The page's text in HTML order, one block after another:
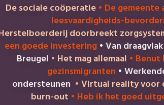
De sociale coöperatie • De
leesvaardigheids-
doorbreekt
een goede investering • Van
Breugel • Het mag allemaal •
gezinsmigranten •
ondersteunen • Virtual reality voor
burn-out • Heb ik het goed